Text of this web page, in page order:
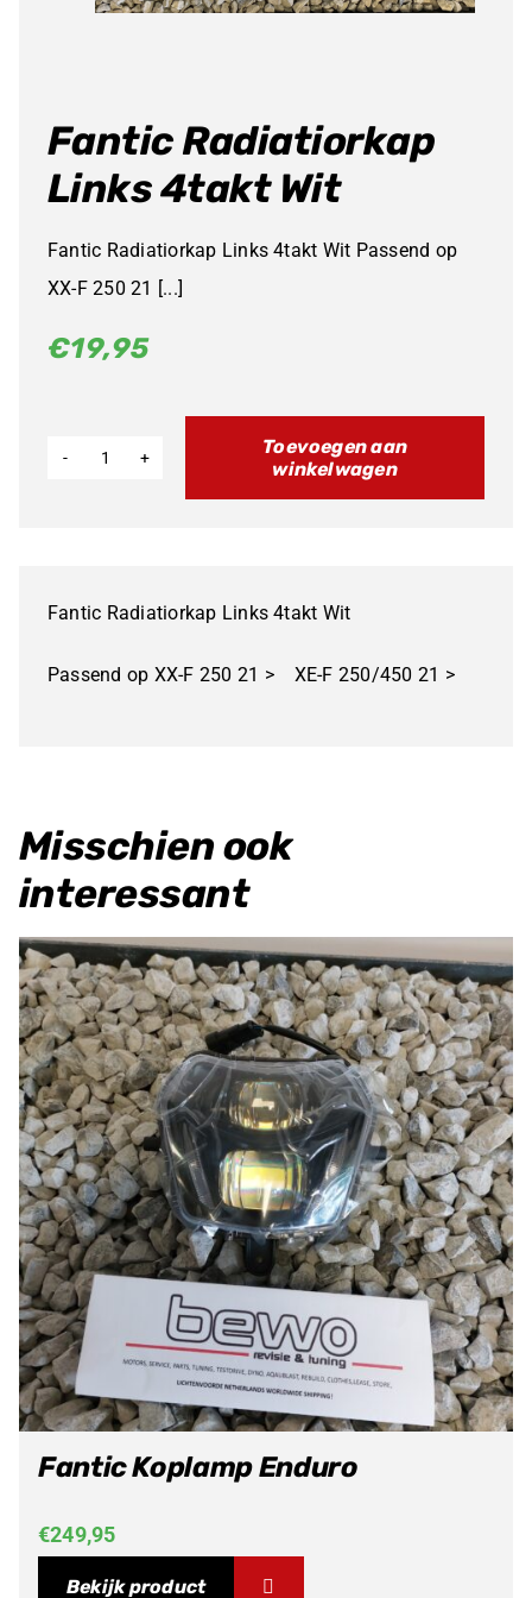
Fantic Radiatiorkap
Links 4takt Wit
Fantic Radiatiorkap Links 4takt Wit Passend op
XX-F 250 21 [...]
€19,95
Wit
aantal
Toevoegen aan
winkelwagen
Fantic Radiatiorkap Links 4takt Wit
Passend op XX-F 250 21 > XE-F 250/450 21 >
Misschien ook
interessant
Fantic Koplamp Enduro
€249,95
Bekijk product